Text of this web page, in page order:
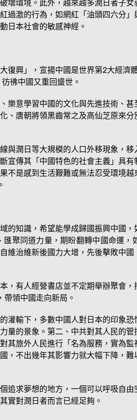
壞環境。此外，越來越多潤日者子
過激的行為，如網紅「油頭四六分
日本社會的敏感神經。
復興」，宣揚中國是世界第2大經濟
彿中國又重回盛世。
意學習中國的文化與先進技術、甚
、唐朝將領黑齒常之及高仙芝原來
與潤日等大規模的人口外移現象，
宣傳其「中國特色的社會主義」具
不是感到生活艱難或無法忍受環境
的知識，希望能學成歸國振興中國
聚同道力量，期盼翻轉中國命運，
治維新後國力大增，先後擊敗中國
，有人經營書店並不定期舉辦聚會
領中國走向新局。
灌輸下，多數中國人對日本的印象
量的景象。第二、中共對其人民的
其旅外人民進行「名為服務，實為
，不出幾年其影響力就大幅下降，
追求夢想的地方，一個可以呼吸自
實對潤日者而言已經足夠。